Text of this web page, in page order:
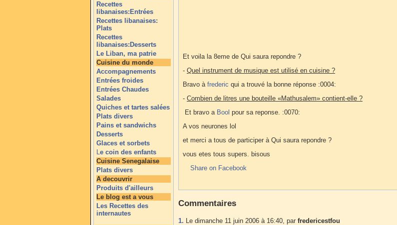
Recettes
libanaises:Entrées
Recettes libanaises:
Plats
Recettes
libanaises:Desserts
Le Liban, ma patrie
Cuisine du monde
Accompagnements
Entrées froides
Entrées Chaudes
Salades
Quiches et tartes salées
Plats divers
Pains et sandwichs
Desserts
Glaces et sorbets
Le coin des enfants
Cuisine Senegalaise
Plats divers
A decouvrir
Produits d'ailleurs
Le blog est a vous
Les Recettes des
internautes
Et voila la 8eme de Qui saura repondre ?
- Quel instrument de musique est utilisé en cuisine ?
Bravo à frederic qui a trouvé la bonne réponse :0004:
- Combien de litres une bouteille «Mathusalem» contient-elle ?
Et bravo a Bool pour sa reponse. :0070:
A vos neurones lol
et merci a tous de participer à Qui saura repondre ?
vous etes tous supers. bisous
Share on Facebook
Commentaires
1. Le dimanche 11 juin 2006 à 16:40, par fredericestfou